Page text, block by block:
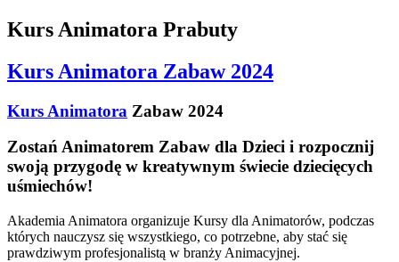
Kurs Animatora Prabuty
Kurs Animatora Zabaw 2024
Kurs Animatora Zabaw 2024
Zostań Animatorem Zabaw dla Dzieci i rozpocznij
swoją przygodę w kreatywnym świecie dziecięcych
uśmiechów!
Akademia Animatora organizuje Kursy dla Animatorów, podczas
których nauczysz się wszystkiego, co potrzebne, aby stać się
prawdziwym profesjonalistą w branży Animacyjnej.